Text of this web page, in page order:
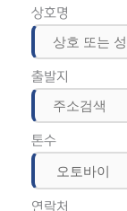
상호명
출발지
톤수
연락처